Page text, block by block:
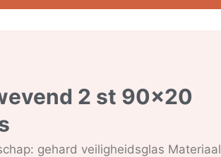
2 st 90×20
gehard veiligheidsglas Materiaal